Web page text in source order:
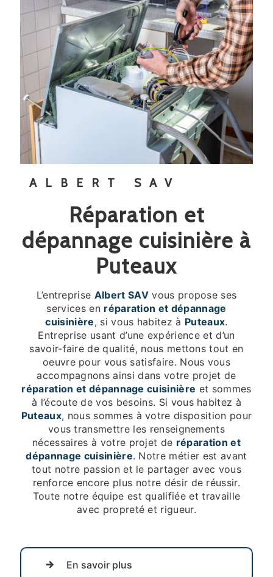
ALBERT SAV
réparation et
dépannage cuisinière à
Puteaux
L’entreprise Albert SAVvous propose ses
services en réparation et dépannage
cuisinière, si vous habitez à Puteaux.
Entreprise usant d’une expérience et d’un
savoir-faire de qualité, nous mettons tout en
oeuvre pour vous satisfaire. Nous vous
accompagnons ainsi dans votre projet de
réparation et dépannage cuisinière et sommes
à l’écoute de vos besoins. Si vous habitez à
Puteaux, nous sommes à votre disposition pour
vous transmettre les renseignements
nécessaires à votre projet de réparation et
dépannage cuisinière. Notre métier est avant
tout notre passion et le partager avec vous
renforce encore plus notre désir de réussir.
Toute notre équipe est qualifiée et travaille
avec propreté et rigueur.
En savoir plus